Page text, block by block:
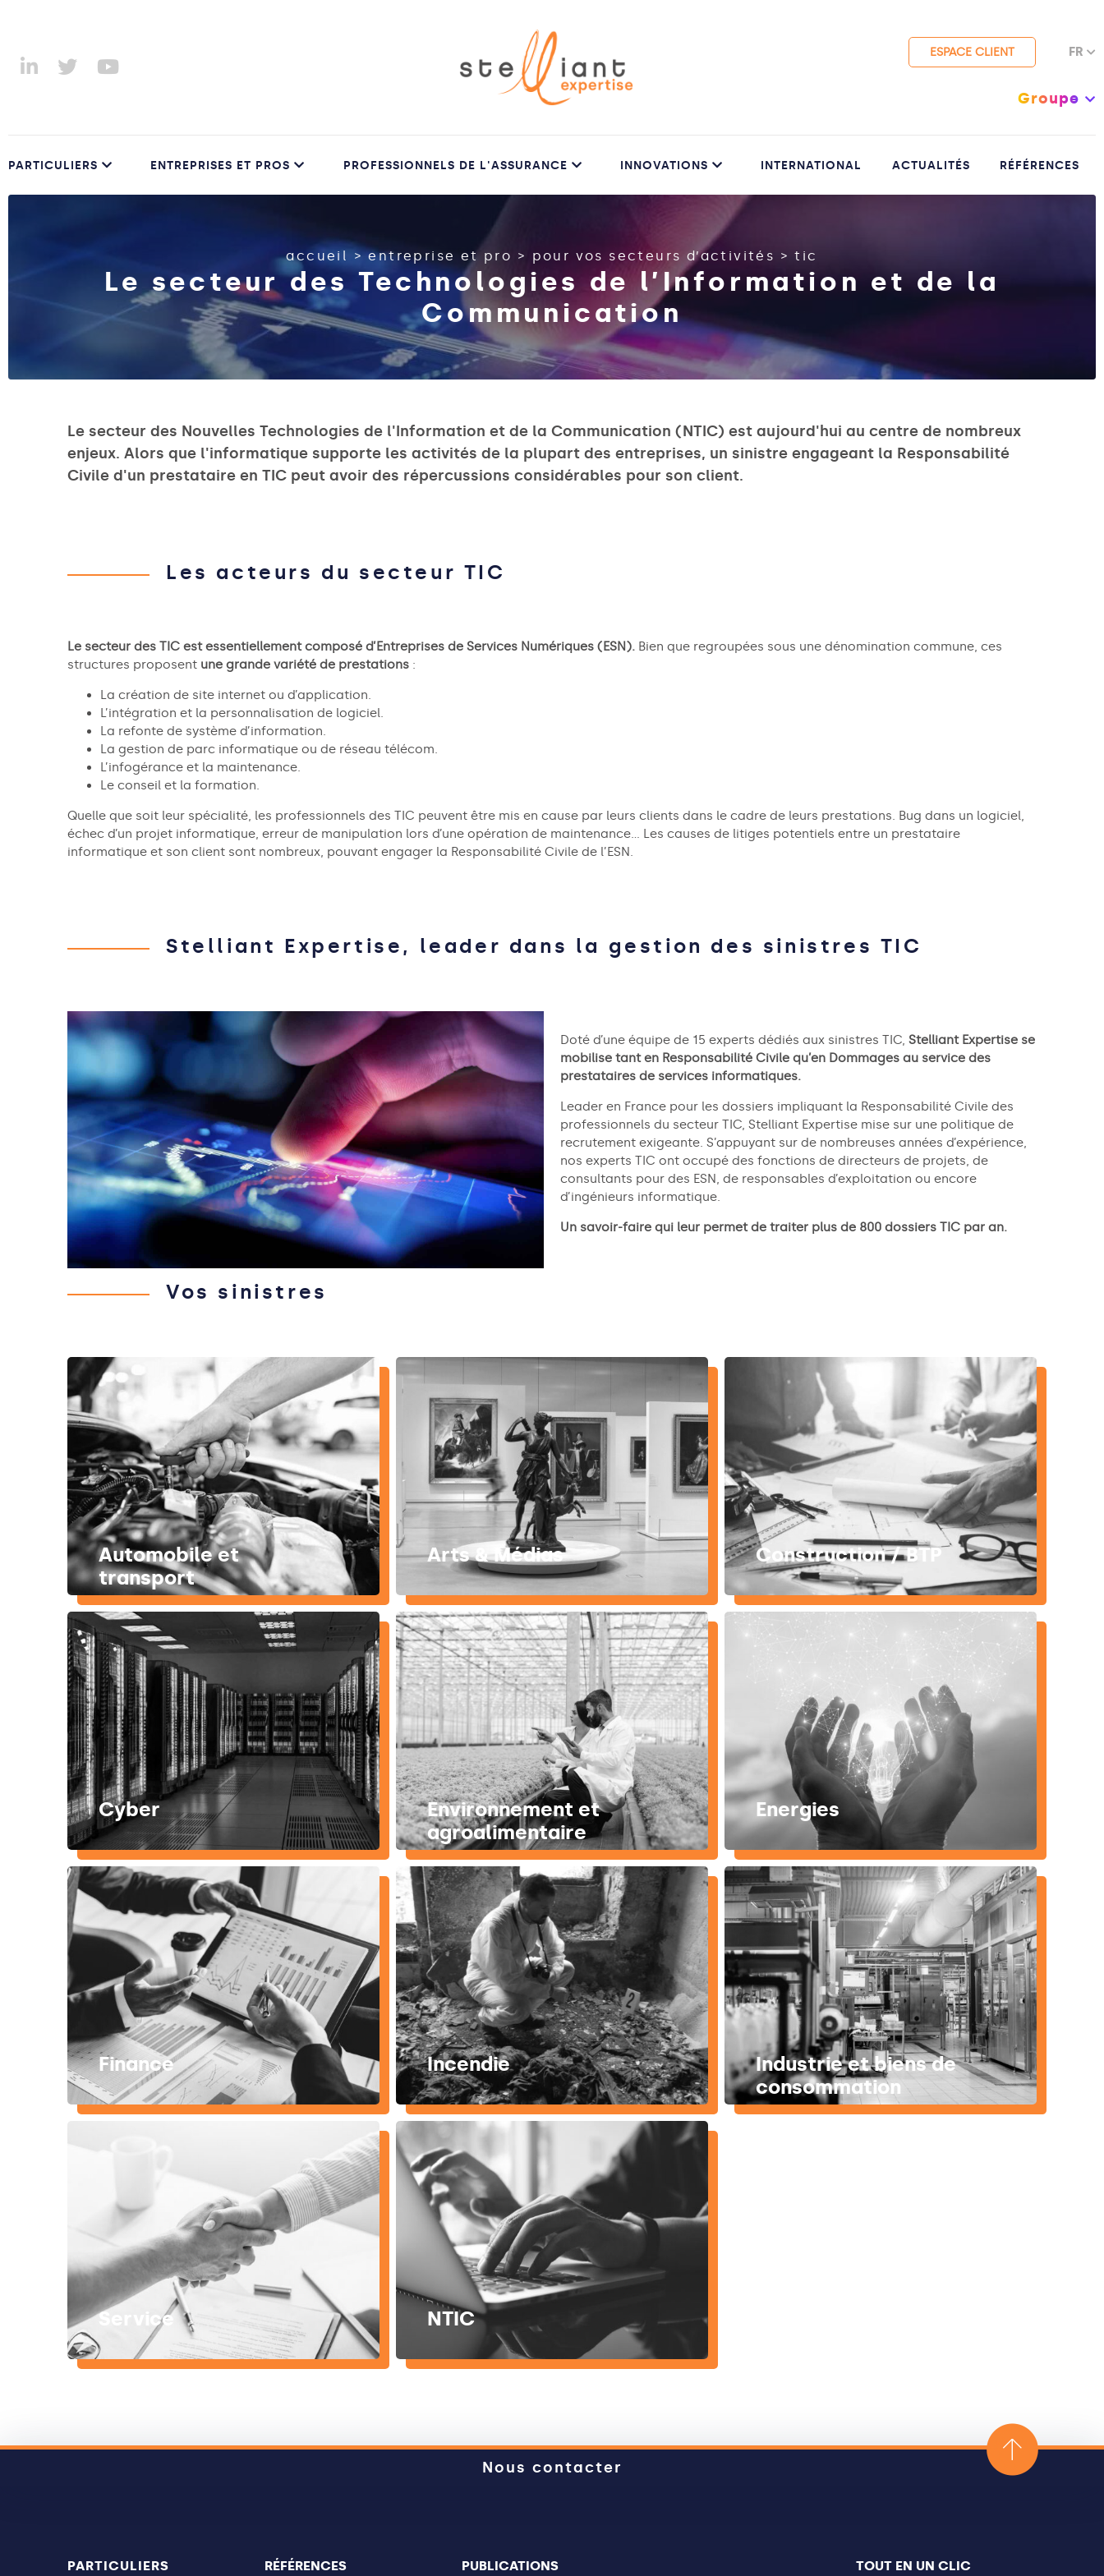
ESPACE CLIENT FR
Groupe
PARTICULIERS ENTREPRISES ET PROS PROFESSIONNELS DE L'ASSURANCE INNOVATIONS INTERNATIONAL ACTUALITÉS RÉFÉRENCES
accueil >entreprise et pro > pour vos secteurs d’activités >tic
Le secteur des Technologies de l’Information et de la
Communication
Le secteur des Nouvelles Technologies de l'Information et de la Communication (NTIC) est aujourd'hui au centre de nombreux
enjeux. Alors que l'informatique supporte les activités de la plupart des entreprises, un sinistre engageant la Responsabilité
Civile d'un prestataire en TIC peut avoir des répercussions considérables pour son client.
Les acteurs du secteur TIC
Le secteur des TIC est essentiellement composé d’Entreprises de Services Numériques (ESN). Bien que regroupées sous une dénomination commune, ces
structures proposent une grande variété de prestations :
La création de site internet ou d’application.
L’intégration et la personnalisation de logiciel.
La refonte de système d’information.
La gestion de parc informatique ou de réseau télécom.
L’infogérance et la maintenance.
Le conseil et la formation.
Quelle que soit leur spécialité, les professionnels des TIC peuvent être mis en cause par leurs clients dans le cadre de leurs prestations. Bug dans un logiciel,
échec d’un projet informatique, erreur de manipulation lors d’une opération de maintenance… Les causes de litiges potentiels entre un prestataire
informatique et son client sont nombreux, pouvant engager la Responsabilité Civile de l’ESN.
Stelliant Expertise, leader dans la gestion des sinistres TIC
Doté d’une équipe de 15 experts dédiés aux sinistres TIC, Stelliant Expertise se
mobilise tant en Responsabilité Civile qu’en Dommages au service des
prestataires de services informatiques.
Leader en France pour les dossiers impliquant la Responsabilité Civile des
professionnels du secteur TIC, Stelliant Expertise mise sur une politique de
recrutement exigeante. S’appuyant sur de nombreuses années d’expérience,
nos experts TIC ont occupé des fonctions de directeurs de projets, de
consultants pour des ESN, de responsables d’exploitation ou encore
d’ingénieurs informatique.
Un savoir-faire qui leur permet de traiter plus de 800 dossiers TIC par an.
Vos sinistres
Automobile et
transport
Arts & Médias Construction / BTP
Cyber
Environnement et
agroalimentaire
Energies
Finance Incendie
Industrie et biens de
consommation
Service NTIC
Nous contacter
PARTICULIERS RÉFÉRENCES PUBLICATIONS TOUT EN UN CLIC